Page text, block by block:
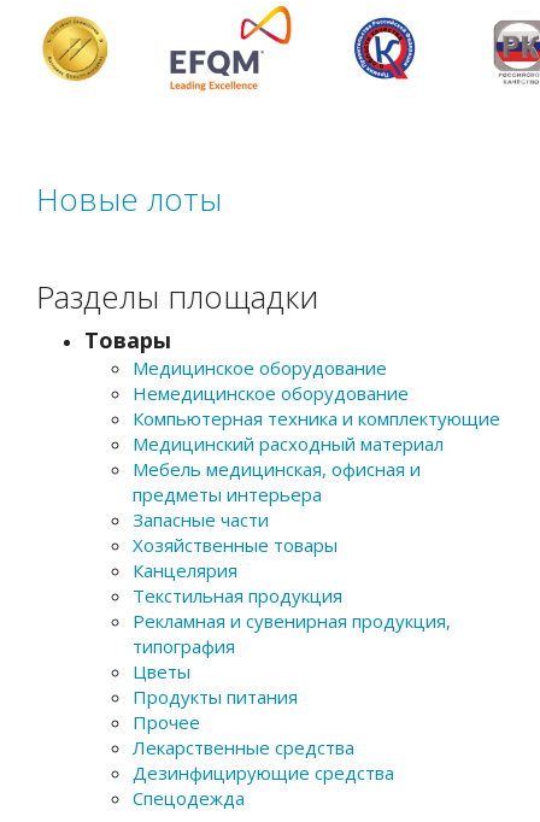
Новые лоты
Разделы площадки
Товары
Медицинское оборудование
Немедицинское оборудование
Компьютерная техника и комплектующие
Медицинский расходный материал
Мебель медицинская, офисная и
предметы интерьера
Запасные части
Хозяйственные товары
Канцелярия
Текстильная продукция
Рекламная и сувенирная продукция,
типография
Цветы
Продукты питания
Прочее
Лекарственные средства
Дезинфицирующие средства
Спецодежда